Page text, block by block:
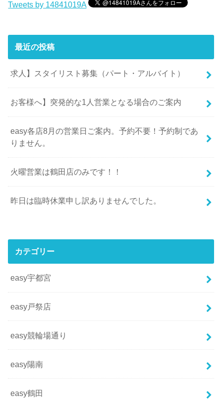
Tweets by 14841019A
最近の投稿
求人】スタイリスト募集（パート・アルバイト）
お客様へ】突発的な1人営業となる場合のご案内
easy各店8月の営業日ご案内。予約不要！予約制であ
りません。
火曜営業は鶴田店のみです！！
昨日は臨時休業申し訳ありませんでした。
カテゴリー
easy宇都宮
easy戸祭店
easy競輪場通り
easy陽南
easy鶴田